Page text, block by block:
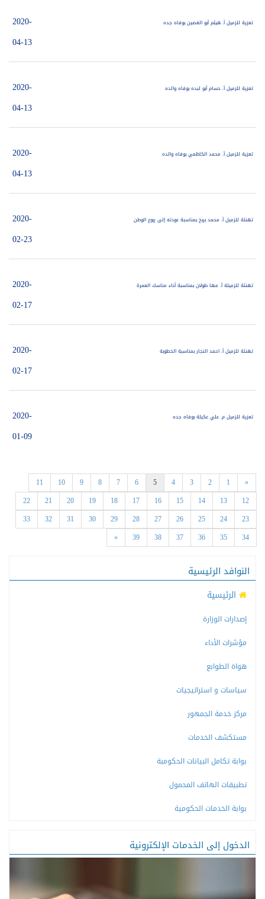
تعزية للزميل أ. هيثم أبو الغصين بوفاه جده
2020-
04-13
تعزية للزميل أ. حسام أبو لبده بوفاه والده
2020-
04-13
تعزية للزميل أ. محمد الكاظمي بوفاه والده
2020-
04-13
تهنئة للزميل أ. محمد بربخ بمناسبة عودته إلى ربوع الوطن
2020-
02-23
تهنئة للزميلة أ. مها طولان بمناسبة أداء مناسك العمرة
2020-
02-17
تهنئة للزميل أ. احمد النجار بمناسبة الخطوبة
2020-
02-17
تعزية للزميل م. علي عكيلة بوفاه جده
2020-
01-09
«
1
2
3
4
5
6
7
8
9
10
11
12
13
14
15
16
17
18
19
20
21
22
23
24
25
26
27
28
29
30
31
32
33
34
35
36
37
38
39
»
النوافد الرئيسية
الرئيسية
إصدارات الوزارة
مؤشرات الأداء
هواة الطوابع
سياسات و استراتيجيات
مركز خدمة الجمهور
مستكشف الخدمات
بوابة تكامل البيانات الحكومبة
تطبيقات الهاتف المحمول
بوابة الخدمات الحكومية
الدخول إلى الخدمات الإلكترونية